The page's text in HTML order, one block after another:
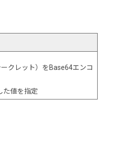
クレット）をBase64エンコ
た値を指定